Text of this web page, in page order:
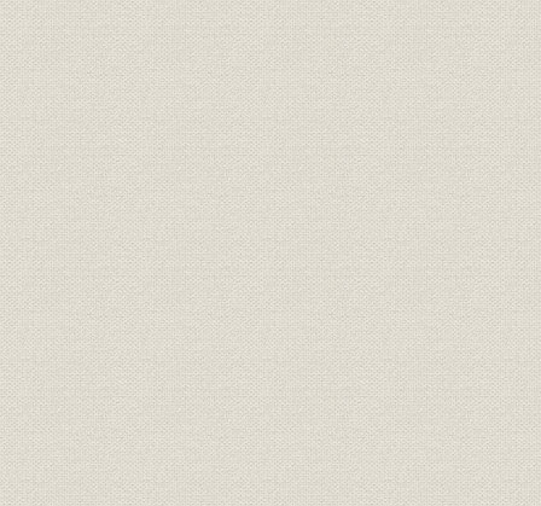
2. 広葉樹の伐採と利用促進
第4節 長期労働争議と新しい労使関係の確立
1. 労働組合の発足と初期の労使関係
2. 労使関係正常化への動き
3. 新しい労使関係の確立
第5節 近代化へ向けて
1. 研究体制の整備
2. 経営の近代化
表1-1 苫小牧製紙発足時の生産設備とその能力
表1-2 業績の推移(1949~1961年度)